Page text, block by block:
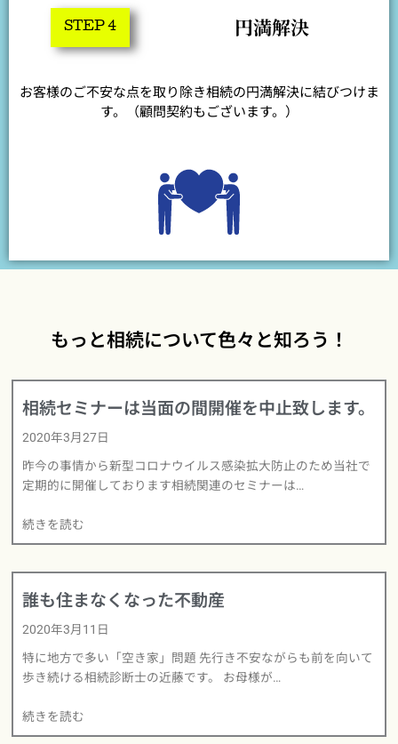
STEP 4 円満解決
お客様のご不安な点を取り除き相続の円満解決に結びつけま
す。（顧問契約もございます。）
もっと相続について色々と知ろう！
相続セミナーは当面の間開催を中止致します。
2020年3月27日
昨今の事情から新型コロナウイルス感染拡大防止のため当社で
定期的に開催しております相続関連のセミナーは…
続きを読む
誰も住まなくなった不動産
2020年3月11日
特に地方で多い「空き家」問題 先行き不安ながらも前を向いて
歩き続ける相続診断士の近藤です。 お母様が…
続きを読む